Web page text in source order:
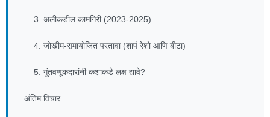
3. अलीकडील कामगिरी (2023-2025)
4. जोखीम-समायोजित परतावा (शार्प रेशो आणि बीटा)
5. गुंतवणूकदारांनी कशाकडे लक्ष द्यावे?
अंतिम विचार